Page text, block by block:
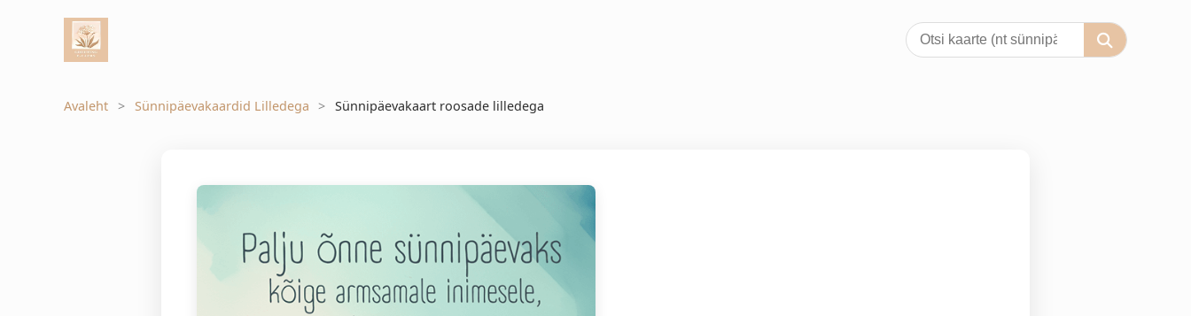
Avaleht Sünnipäevakaardid Lilledega Sünnipäevakaart roosade lilledega